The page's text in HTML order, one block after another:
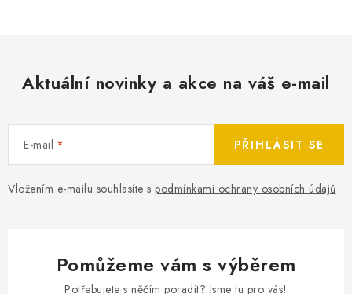
Aktuální novinky a akce na váš e-mail
E-mail
Vložením e-mailu souhlasíte s podmínkami ochrany osobních údajů
PŘIHLÁSIT SE
Pomůžeme vám s výběrem
Potřebujete s něčím poradit? Jsme tu pro vás!